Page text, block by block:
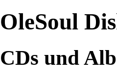
OleSoul
CDs und